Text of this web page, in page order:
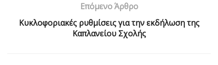
Επόμενο Άρθρο
Κυκλοφοριακές ρυθμίσεις για την εκδήλωση της
Καπλανείου Σχολής